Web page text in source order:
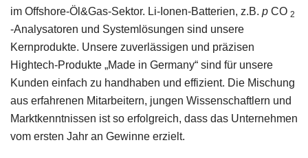
im Offshore-Öl&Gas-Sektor. Li-Ionen-Batterien, z.B. p CO 2
-Analysatoren und Systemlösungen sind unsere
Kernprodukte. Unsere zuverlässigen und präzisen
Hightech-Produkte „Made in Germany“ sind für unsere
Kunden einfach zu handhaben und effizient. Die Mischung
aus erfahrenen Mitarbeitern, jungen Wissenschaftlern und
Marktkenntnissen ist so erfolgreich, dass das Unternehmen
vom ersten Jahr an Gewinne erzielt.